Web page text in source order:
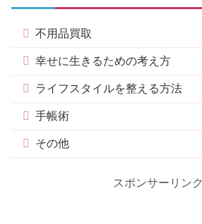
不用品買取
幸せに生きるための考え方
ライフスタイルを整える方法
手帳術
その他
スポンサーリンク